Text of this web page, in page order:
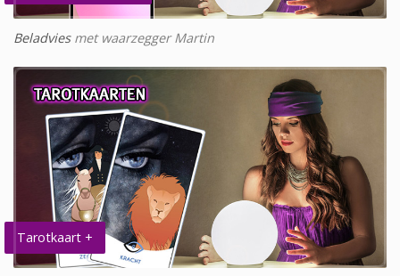
Beladviesmet waarzegger Martin
Tarotkaart +